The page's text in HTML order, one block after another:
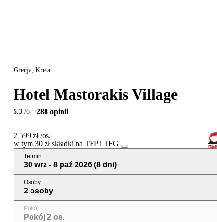
Grecja, Kreta
Hotel Mastorakis Village
5.3 /6 288 opinii
2 599 zł/os.
w tym 30 zł składki na TFP i TFG
Termin:
30 wrz - 8 paź 2026 (8 dni)
Osoby:
2 osoby
Pokój:
Pokój 2 os.